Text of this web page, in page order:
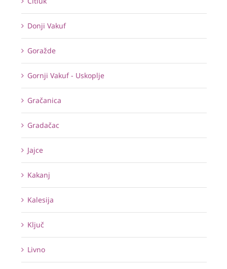
Donji Vakuf
Goražde
Gornji Vakuf - Uskoplje
Gračanica
Gradačac
Jajce
Kakanj
Kalesija
Ključ
Livno